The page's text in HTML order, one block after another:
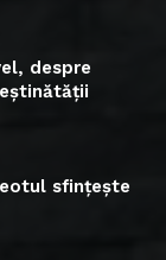
despre
sfințește